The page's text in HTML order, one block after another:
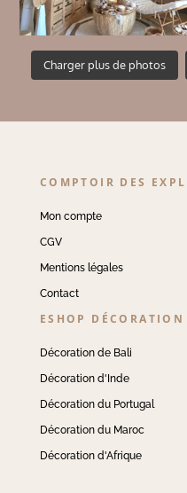
Charger plus de photos
COMPTOIR DES
Mon compte
CGV
Mentions légales
Contact
ESHOP
Décoration de Bali
Décoration d'Inde
Décoration du Portugal
Décoration du Maroc
Décoration d'Afrique